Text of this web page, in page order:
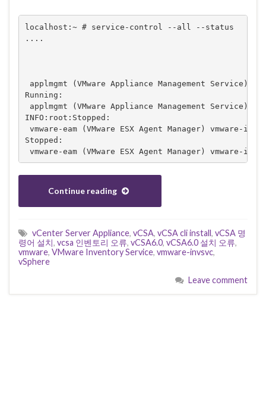
localhost:~ # service-control --all --status
....
applmgmt (VMware Appliance Management Service)
Running:
applmgmt (VMware Appliance Management Service)
INFO:root:Stopped:
vmware-eam (VMware ESX Agent Manager)
Stopped:
Continue reading
vCenter Server Appliance, vCSA, vCSA cli install, vCSA 명
령어 설치, vcsa 인벤토리 오류, vCSA6.0, vCSA6.0 설치 오류,
vmware, VMware Inventory Service, vmware-invsvc,
vSphere
Leave comment